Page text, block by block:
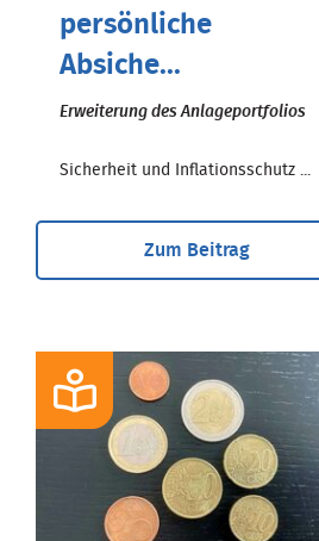
persönliche
Absiche...
Erweiterung des Anlageportfolios
Sicherheit und Inflationsschutz ...
Zum Beitrag